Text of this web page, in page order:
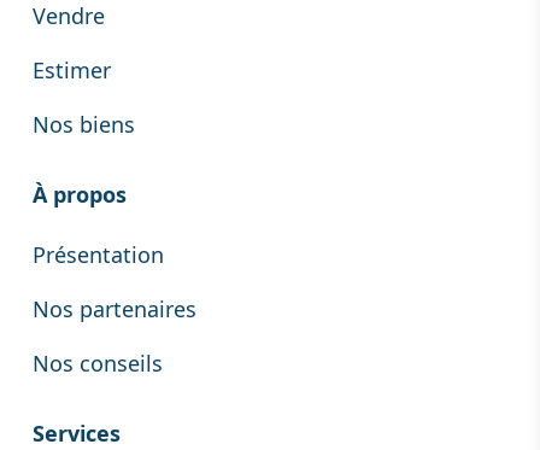
Vendre
Estimer
Nos biens
À propos
Présentation
Nos partenaires
Nos conseils
Services